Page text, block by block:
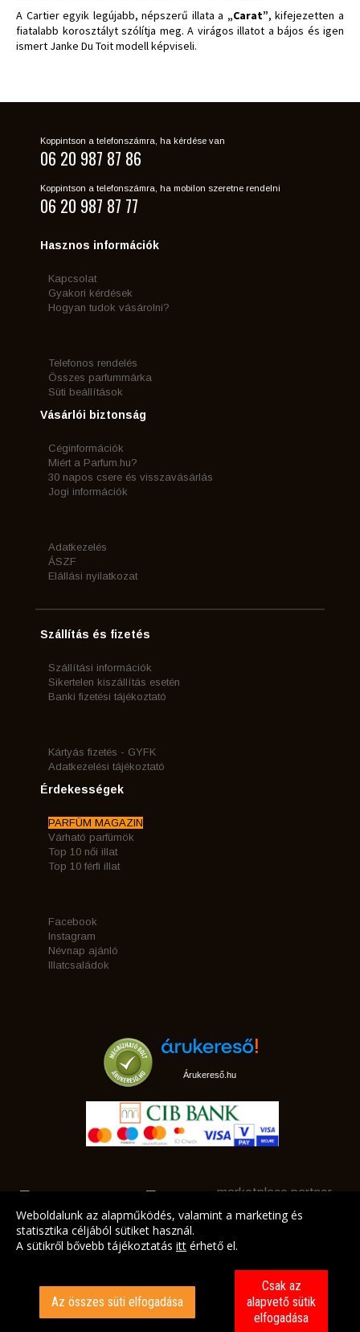
A Cartier egyik legújabb, népszerű illata a „Carat”, kifejezetten a
fiatalabb korosztályt szólítja meg. A virágos illatot a bájos és igen
ismert Janke Du Toit modell képviseli.
Koppintson a telefonszámra, ha kérdése van
06 20 987 87 86
Koppintson a telefonszámra, ha mobilon szeretne rendelni
06 20 987 87 77
Hasznos információk
Kapcsolat
Gyakori kérdések
Hogyan tudok vásárolni?
Telefonos rendelés
Összes parfummárka
Süti beállítások
Vásárlói biztonság
Céginformációk
Miért a Parfum.hu?
30 napos csere és visszavásárlás
Jogi információk
Adatkezelés
ÁSZF
Elállási nyilatkozat
Szállítás és fizetés
Szállítási információk
Sikertelen kiszállítás esetén
Banki fizetési tájékoztató
Kártyás fizetés - GYFK
Adatkezelési tájékoztató
Érdekességek
PARFÜM MAGAZIN
Várható parfümök
Top 10 női illat
Top 10 férfi illat
Facebook
Instagram
Névnap ajánló
Illatcsaládok
Árukereső.hu
marketplace partner
Weboldalunk az alapműködés, valamint a marketing és
statisztika céljából sütiket használ.
A sütikről bővebb tájékoztatás itt érhető el.
Az összes süti elfogadása
Csak az
alapvető sütik
elfogadása